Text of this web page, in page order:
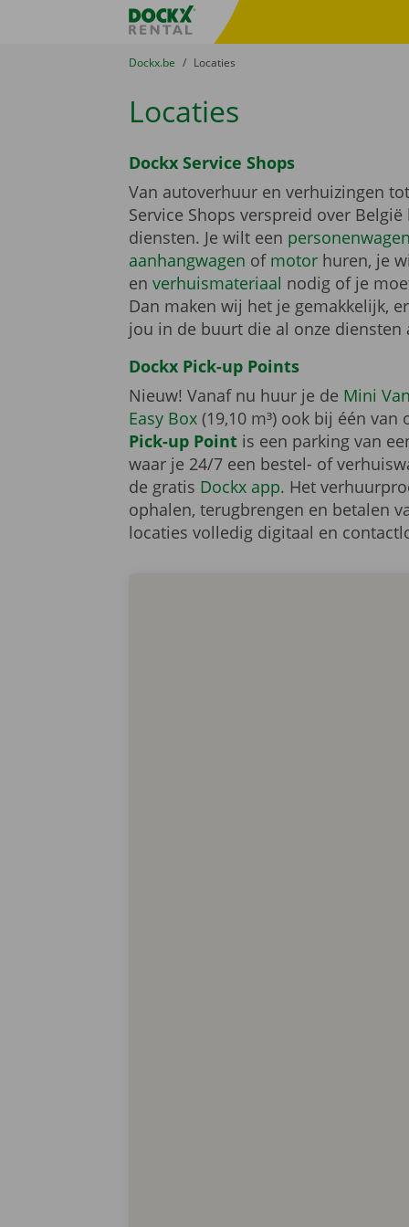
Taalselectie overslaanFratello DEMO
U bevindt zich hier:
van
Dockx.be naar
Locaties
Locaties
Dockx Service Shops
Van autoverhuur en verhuizingen
Service Shops verspreid over
diensten. Je wilt een
aanhangwagen of motor huren, je
enverhuismateriaal nodig of je
Dan maken wij het je gemakkelijk,
jou in de buurt die al onze diensten
Dockx Pick-up Points
Nieuw! Vanaf nu huur je de Mini
Easy Box (19,10 m³) ook bij één
Pick-up Point is een parking van
waar je 24/7 een bestel- of
de gratis Dockx app. Het
ophalen, terugbrengen en betalen
locaties volledig digitaal en